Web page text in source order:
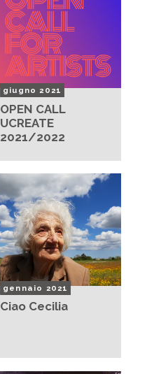
giugno 2021
OPEN CALL
UCREATE
2021/2022
gennaio 2021
Ciao Cecilia